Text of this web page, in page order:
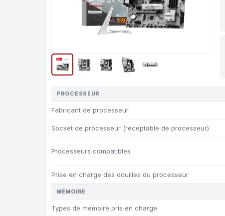
PROCESSEUR
Fabricant de processeur
Socket de processeur (réceptable de processeur)
Processeurs compatibles
Prise en charge des douilles du processeur
MÉMOIRE
Types de mémoire pris en charge